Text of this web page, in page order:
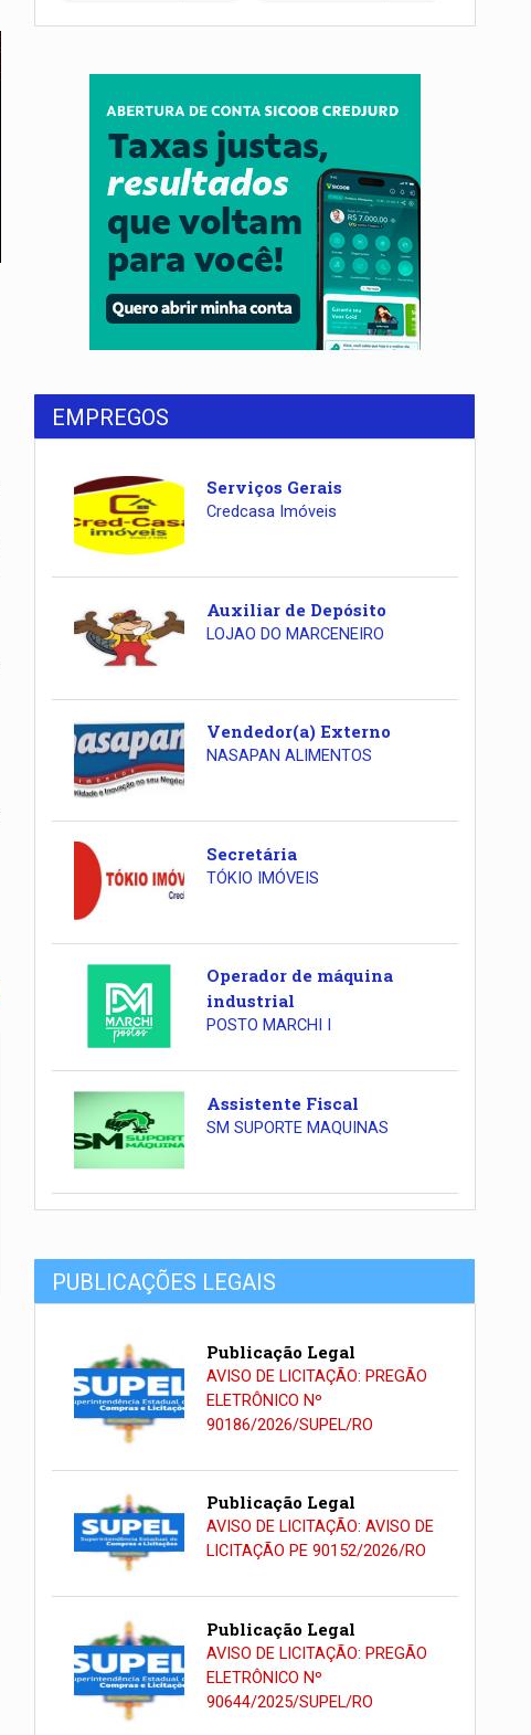
EMPREGOS
Serviços Gerais
Credcasa Imóveis
Auxiliar de Depósito
LOJAO DO MARCENEIRO
Vendedor(a) Externo
NASAPAN ALIMENTOS
Secretária
TÓKIO IMÓVEIS
Operador de máquina
industrial
POSTO MARCHI I
Assistente Fiscal
SM SUPORTE MAQUINAS
PUBLICAÇÕES LEGAIS
Publicação Legal
AVISO DE LICITAÇÃO: PREGÃO
ELETRÔNICO Nº
90186/2026/SUPEL/RO
Publicação Legal
AVISO DE LICITAÇÃO: AVISO DE
LICITAÇÃO PE 90152/2026/RO
Publicação Legal
AVISO DE LICITAÇÃO: PREGÃO
ELETRÔNICO Nº
90644/2025/SUPEL/RO